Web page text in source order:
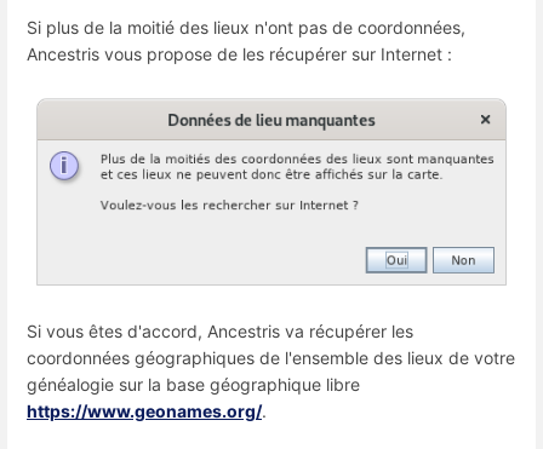
Si plus de la moitié des lieux n'ont pas de coordonnées,
Ancestris vous propose de les récupérer sur Internet :
Si vous êtes d'accord, Ancestris va récupérer les
coordonnées géographiques de l'ensemble des lieux de votre
généalogie sur la base géographique libre
https://www.geonames.org/.